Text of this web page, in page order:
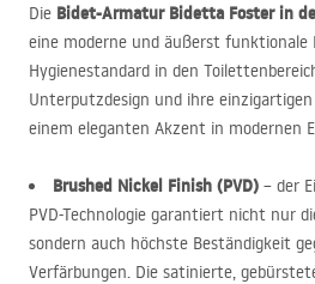
Die Bidet-Armatur Bidetta Foster in
eine moderne und äußerst funktionale
Hygienestandard in den
Unterputzdesign und ihre
einem eleganten Akzent in modernen
Brushed Nickel Finish (PVD) – der
PVD-Technologie garantiert nicht nur
sondern auch höchste Beständigkeit
Verfärbungen. Die satinierte,